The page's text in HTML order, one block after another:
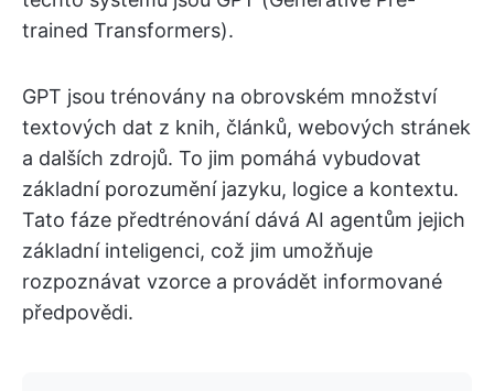
trained Transformers).
GPT jsou trénovány na obrovském množství
textových dat z knih, článků, webových stránek
a dalších zdrojů. To jim pomáhá vybudovat
základní porozumění jazyku, logice a kontextu.
Tato fáze předtrénování dává AI agentům jejich
základní inteligenci, což jim umožňuje
rozpoznávat vzorce a provádět informované
předpovědi.